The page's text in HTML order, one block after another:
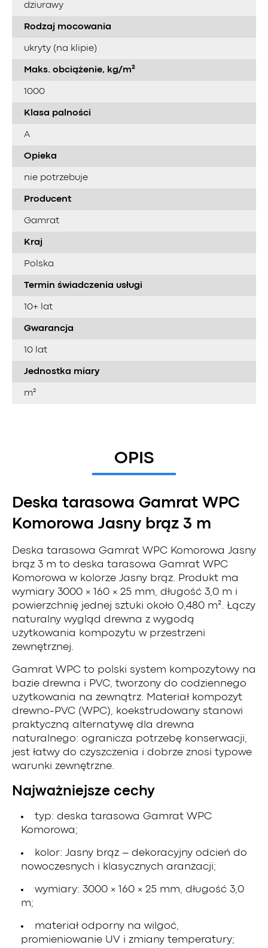
dziurawy
Rodzaj mocowania
ukryty (na klipie)
Maks. obciążenie, kg/m²
1000
Klasa palności
A
Opieka
nie potrzebuje
Producent
Gamrat
Kraj
Polska
Termin świadczenia usługi
10+ lat
Gwarancja
10 lat
Jednostka miary
m²
OPIS
Deska tarasowa Gamrat WPC
Komorowa Jasny brąz 3 m
Deska tarasowa Gamrat WPC Komorowa Jasny
brąz 3 m to deska tarasowa Gamrat WPC
Komorowa w kolorze Jasny brąz. Produkt ma
wymiary 3000 × 160 × 25 mm, długość 3,0 m i
powierzchnię jednej sztuki około 0,480 m². Łączy
naturalny wygląd drewna z wygodą
użytkowania kompozytu w przestrzeni
zewnętrznej.
Gamrat WPC to polski system kompozytowy na
bazie drewna i PVC, tworzony do codziennego
użytkowania na zewnątrz. Materiał kompozyt
drewno-PVC (WPC), koekstrudowany stanowi
praktyczną alternatywę dla drewna
naturalnego: ogranicza potrzebę konserwacji,
jest łatwy do czyszczenia i dobrze znosi typowe
warunki zewnętrzne.
Najważniejsze cechy
typ: deska tarasowa Gamrat WPC
Komorowa;
kolor: Jasny brąz – dekoracyjny odcień do
nowoczesnych i klasycznych aranżacji;
wymiary: 3000 × 160 × 25 mm, długość 3,0
m;
materiał odporny na wilgoć,
promieniowanie UV i zmiany temperatury;